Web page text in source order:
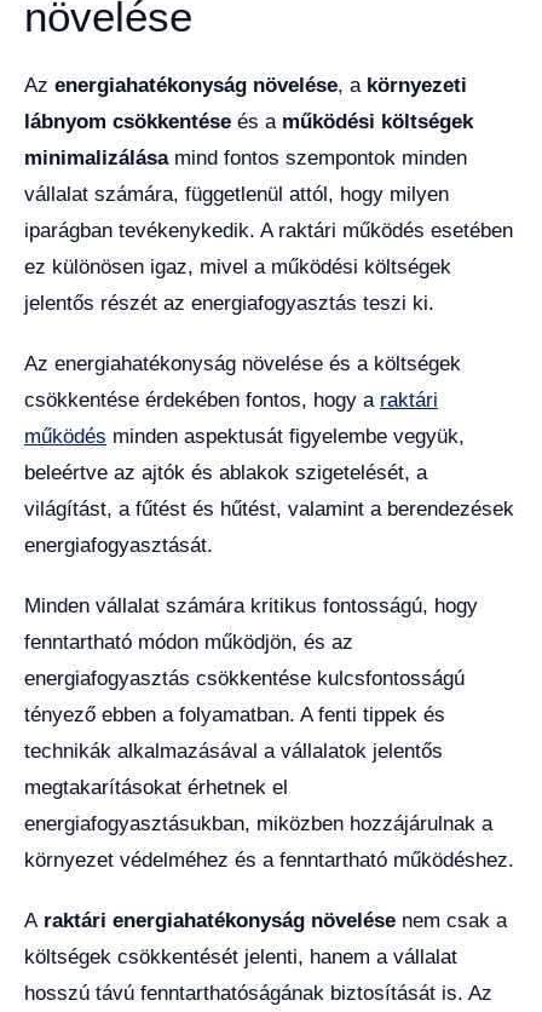
növelése
Az energiahatékonyság növelése, a környezeti
lábnyom csökkentése és a működési költségek
minimalizálásamind fontos szempontok minden
vállalat számára, függetlenül attól, hogy milyen
iparágban tevékenykedik. A raktári működés esetében
ez különösen igaz, mivel a működési költségek
jelentős részét az energiafogyasztás teszi ki.
Az energiahatékonyság növelése és a költségek
csökkentése érdekében fontos, hogy a raktári
működés minden aspektusát figyelembe vegyük,
beleértve az ajtók és ablakok szigetelését, a
világítást, a fűtést és hűtést, valamint a berendezések
energiafogyasztását.
Minden vállalat számára kritikus fontosságú, hogy
fenntartható módon működjön, és az
energiafogyasztás csökkentése kulcsfontosságú
tényező ebben a folyamatban. A fenti tippek és
technikák alkalmazásával a vállalatok jelentős
megtakarításokat érhetnek el
energiafogyasztásukban, miközben hozzájárulnak a
környezet védelméhez és a fenntartható működéshez.
Araktári energiahatékonyság növelése nem csak a
költségek csökkentését jelenti, hanem a vállalat
hosszú távú fenntarthatóságának biztosítását is. Az